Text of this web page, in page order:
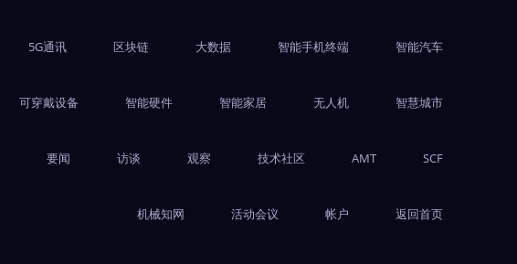
5G通讯 区块链 大数据 智能手机终端 智能汽车
可穿戴设备 智能硬件 智能家居 无人机 智慧城市
要闻 访谈 观察 技术社区 AMT SCF
机械知网 活动会议 帐户 返回首页